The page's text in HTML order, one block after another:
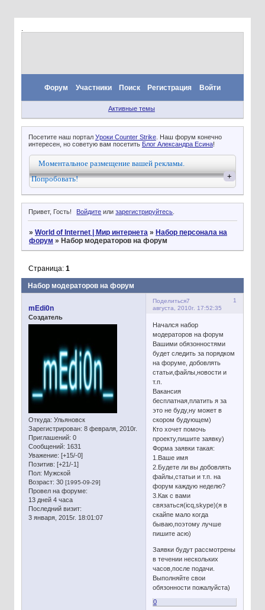
Форум Участники Поиск Регистрация Войти
Активные темы
Посетите наш портал Уроки Counter Strike. Наш форум конечно
интересен, но советую вам посетить Блог Александра Есина!
Моментальное размещение вашей рекламы.
Попробовать!
+
Привет, Гость! Войдите илизарегистрируйтесь.
» World of Internet | Мир интернета » Набор персонала на
форум » Набор модераторов на форум
Набор модераторов на форум
Страница: 1
Поделиться 1
7
августа, 2010г. 17:52:35
mEdi0n
Создатель
Откуда: Ульяновск
Зарегистрирован: 8 февраля, 2010г.
Приглашений: 0
Сообщений: 1631
Уважение: [+15/-0]
Позитив: [+21/-1]
Пол: Мужской
Возраст: 30 [1995-09-29]
Провел на форуме:
13 дней 4 часа
Последний визит:
3 января, 2015г. 18:01:07
Начался набор
модераторов на форум
Вашими обязонностями
будет следить за порядком
на форуме, добовлять
статьи,файлы,новости и
т.п.
Вакансия
бесплатная,платить я за
это не буду,ну может в
скором будующем)
Кто хочет помочь
проекту,пишите заявку)
Форма заявки такая:
1.Ваше имя
2.Будете ли вы добовлять
файлы,статьи и т.п. на
форум каждую неделю?
3.Как с вами
связаться(icq,skype)(я в
скайпе мало когда
бываю,поэтому лучше
пишите асю)
Заявки будут рассмотрены
в течении нескольких
часов,после подачи.
Выполняйте свои
обязонности пожалуйста)
0